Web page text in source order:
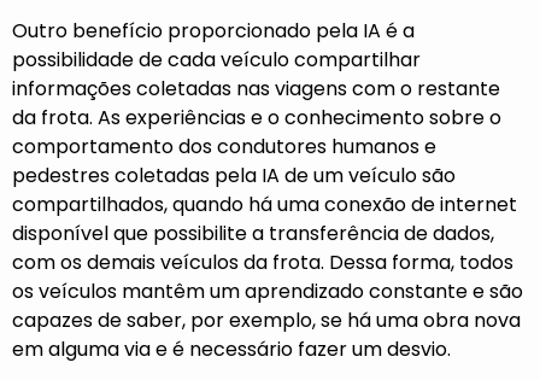
Outro benefício proporcionado pela IA é a
possibilidade de cada veículo compartilhar
informações coletadas nas viagens com o restante
da frota. As experiências e o conhecimento sobre o
comportamento dos condutores humanos e
pedestres coletadas pela IA de um veículo são
compartilhados, quando há uma conexão de internet
disponível que possibilite a transferência de dados,
com os demais veículos da frota. Dessa forma, todos
os veículos mantêm um aprendizado constante e são
capazes de saber, por exemplo, se há uma obra nova
em alguma via e é necessário fazer um desvio.